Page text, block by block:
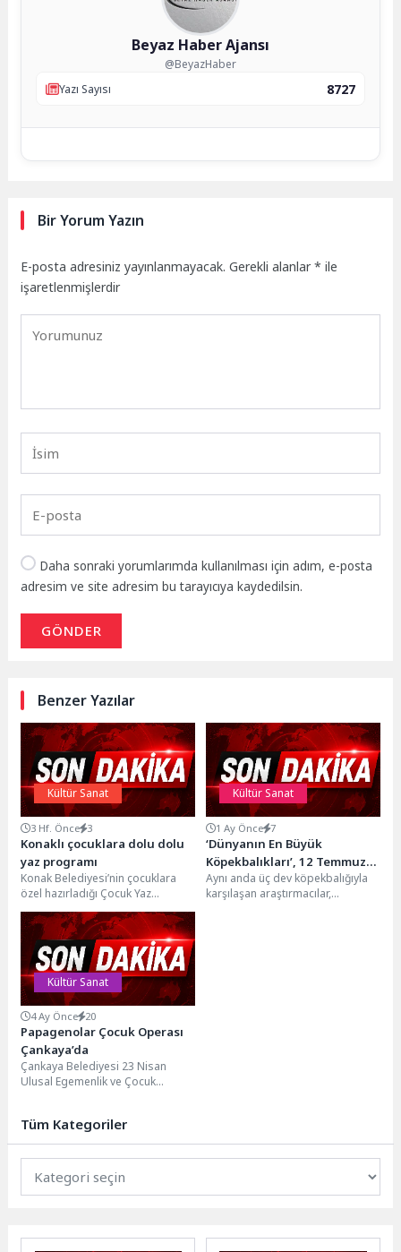
Beyaz Haber Ajansı
@BeyazHaber
Yazı Sayısı
8727
Bir Yorum Yazın
E-posta adresiniz yayınlanmayacak. Gerekli alanlar* ile
işaretlenmişlerdir
Daha sonraki yorumlarımda kullanılması için adım, e-posta
adresim ve site adresim bu tarayıcıya kaydedilsin.
GÖNDER
Benzer Yazılar
Kültür Sanat
3 Hf. Önce 3
Konaklı çocuklara dolu dolu
yaz programı
Konak Belediyesi’nin çocuklara
özel hazırladığı Çocuk Yaz
Programı, belediyenin semt
merkezleri ve sosyal tesislerinde
hız...
Kültür Sanat
1 Ay Önce 7
‘Dünyanın En Büyük
Köpekbalıkları’, 12 Temmuz
Pazar Saat 20.00’de National
Geographic WILD
Aynı anda üç dev köpekbalığıyla
karşılaşan araştırmacılar,
Kültür Sanat
4 Ay Önce 20
Papagenolar Çocuk Operası
Çankaya’da
Çankaya Belediyesi 23 Nisan
Ulusal Egemenlik ve Çocuk
ölümsüz...
Tüm Kategoriler